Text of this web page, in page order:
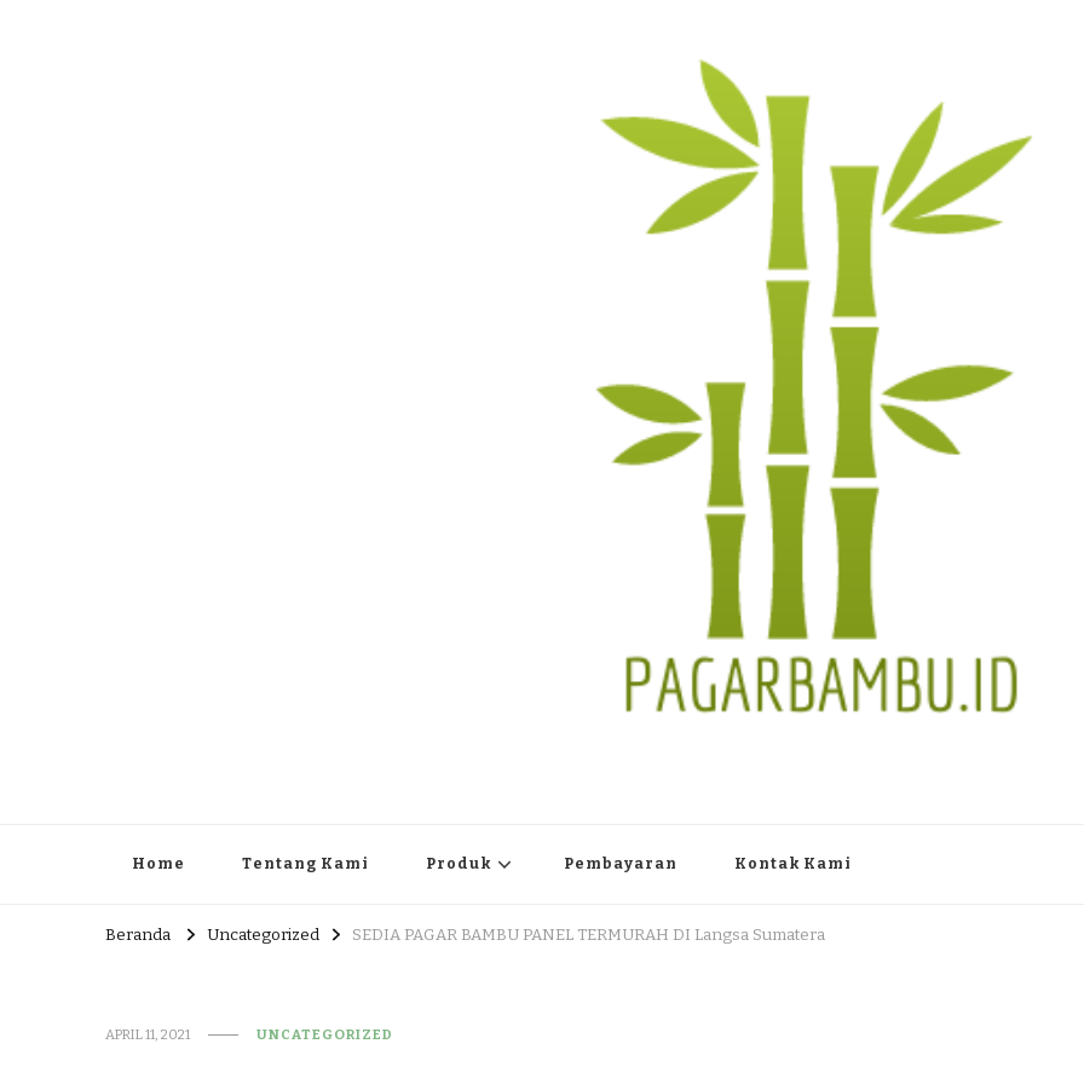
Home Tentang Kami Produk Pembayaran Kontak Kami
Beranda Uncategorized SEDIA PAGAR BAMBU PANEL TERMURAH DI Langsa Sumatera
APRIL 11, 2021 UNCATEGORIZED